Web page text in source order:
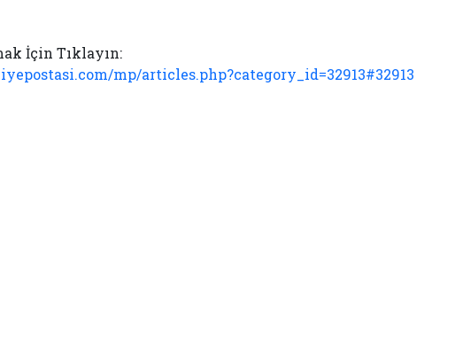
İçin Tıklayın:
mp/articles.php?category_id=32913#32913